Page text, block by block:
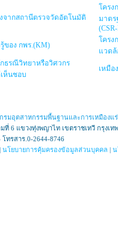
จากสถานีตรวจวัดอัตโนมัติ
โครง
มาตร
ของ กพร.(KM)
โครง
แวด
ธรณีวิทยาหรือวิศวกร
ห็นชอบ
เหมือ
กรมอุตสาหกรรมพื้นฐานและการเหมืองแ
ที่ 6 แขวงทุ่งพญาไท เขตราชเทวี กรุงเท
โทรสาร.0-2644-8746
นโยบายการคุ้มครองข้อมูลส่วนบุคคล | น